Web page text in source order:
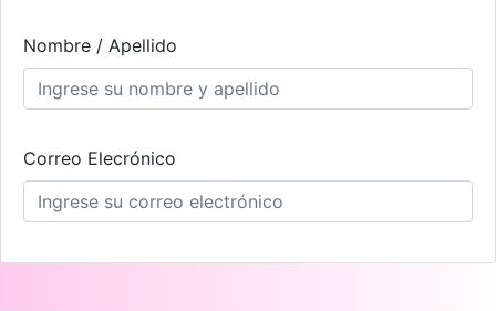
Nombre / Apellido
Correo Elecrónico